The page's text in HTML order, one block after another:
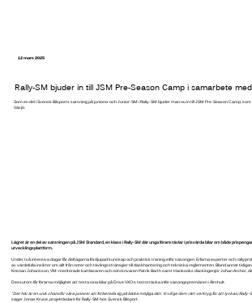
12 mars 2025
Rally-SM bjuder in till JSM Pre-Season Camp i samarbete med
Som en del i Svensk Bilsports satsning på juniorer och Junior-SM i Rally-SM bjuder man nu in till JSM Pre-Season Camp,
Växjö.
Lägret är en del av satsningen på JSM Standard, en klass i Rally-SM där unga förare tävlar i prisvärda bilar om både
utvecklingsplattform.
Under två intensiva dagar får deltagarna fördjupad kunskap och praktisk träning inför säsongen. Erfarna experter och
av värdefulla insikter om allt från noter och tävlingsstrategier till däckhantering och tekniska reglementen. Bland annat
Kristian Johansson, VM-meriterade kartläsaren och notskrivaren Patrik Barth samt Hankooks däckingenjör Johan Archer,
Dessutom får förarna möjlighet att testa sina bilar på Drive VXO:s teststräcka inför säsongspremiären i Älmhult.
”Det här är en unik chans för våra juniorer att förbereda sig på bästa möjliga sätt. Vi vill ge dem rätt verktyg för att lyckas i Rally-
säger Jonas Kruse, projektledare för Rally-SM hos Svensk Bilsport.